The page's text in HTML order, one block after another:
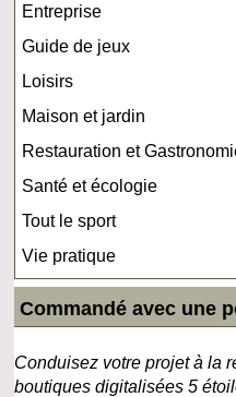
Entreprise
Guide de jeux
Loisirs
Maison et jardin
Restauration et
Santé et écologie
Tout le sport
Vie pratique
Commandé avec une
Conduisez votre projet à la
boutiques digitalisées 5